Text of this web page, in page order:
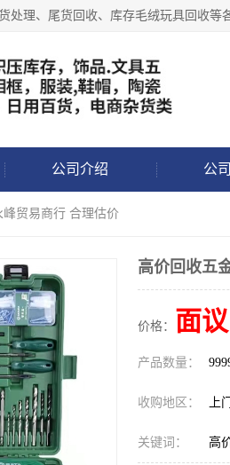
公司介绍 公
贸易商行 合理估价
高价回收五
价格： 面议
产品数量：
收购地区： 上
关键词： 高